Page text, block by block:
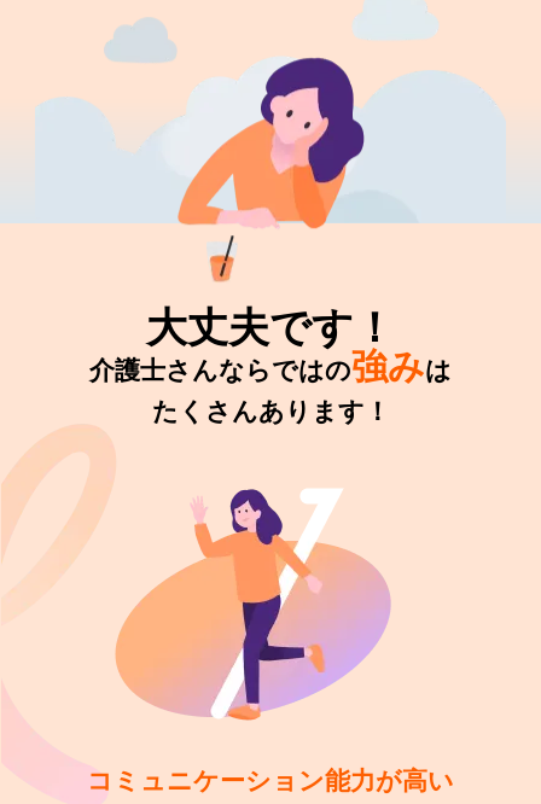
大丈夫です！
介護士さんならではの強みは
たくさんあります！
コミュニケーション能力が高い